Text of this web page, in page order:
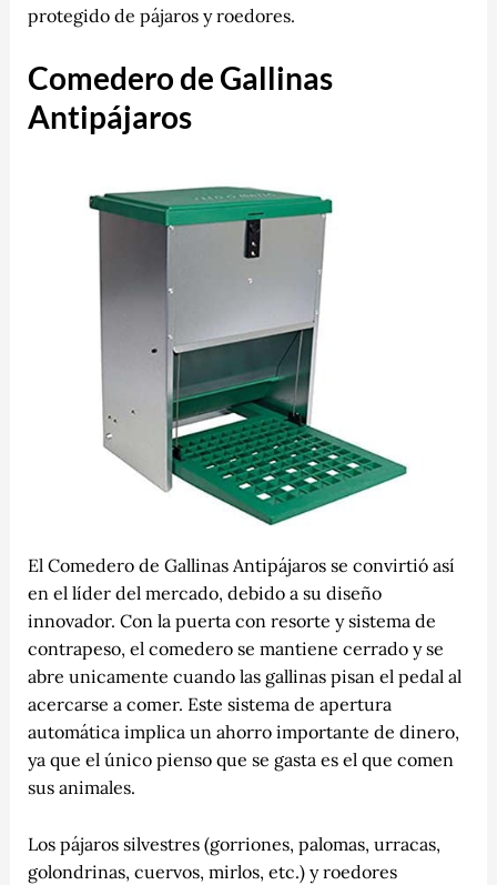
protegido de pájaros y roedores.
Comedero de Gallinas
Antipájaros
El Comedero de Gallinas Antipájaros se convirtió así
en el líder del mercado, debido a su diseño
innovador. Con la puerta con resorte y sistema de
contrapeso, el comedero se mantiene cerrado y se
abre unicamente cuando las gallinas pisan el pedal al
acercarse a comer. Este sistema de apertura
automática implica un ahorro importante de dinero,
ya que el único pienso que se gasta es el que comen
sus animales.
Los pájaros silvestres (gorriones, palomas, urracas,
golondrinas, cuervos, mirlos, etc.) y roedores